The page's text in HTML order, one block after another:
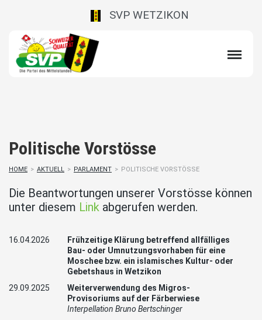
SVP WETZIKON
Politische Vorstösse
HOME > AKTUELL > PARLAMENT > POLITISCHE VORSTÖSSE
Die Beantwortungen unserer Vorstösse können
unter diesem Link abgerufen werden.
16.04.2026
Frühzeitige Klärung betreffend allfälliges
Bau- oder Umnutzungsvorhaben für eine
Moschee bzw. ein islamisches Kultur- oder
Gebetshaus in Wetzikon
29.09.2025
Weiterverwendung des Migros-
Provisoriums auf der Färberwiese
Interpellation Bruno Bertschinger